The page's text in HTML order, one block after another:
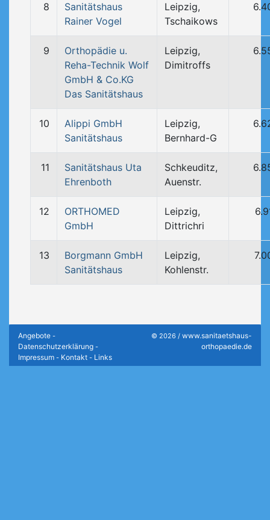
8
Sanitätshaus
Rainer Vogel
Leipzig,
Tschaikows
9
Orthopädie u.
Reha-Technik Wolf
GmbH & Co.KG
Das Sanitätshaus
Leipzig,
Dimitroffs
10
Alippi GmbH
Sanitätshaus
Leipzig,
Bernhard-G
11
Sanitätshaus Uta
Ehrenboth
Schkeuditz,
Auenstr.
12
ORTHOMED
GmbH
Leipzig,
Dittrichri
13
Borgmann GmbH
Sanitätshaus
Leipzig,
Kohlenstr.
Angebote -
Datenschutzerklärung -
Impressum - Kontakt - Links
© 2026 / www.sanitaetshaus-
orthopaedie.de